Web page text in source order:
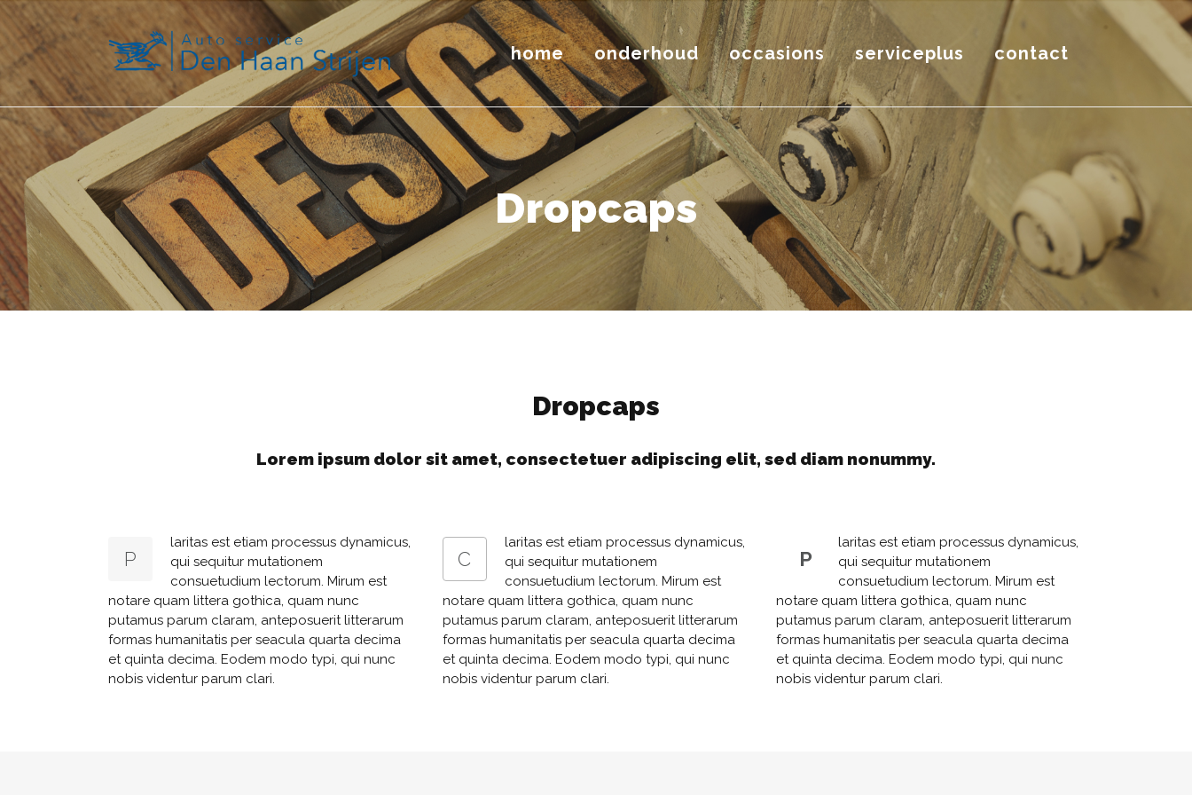
home onderhoud occasions serviceplus contact
Dropcaps
Dropcaps
Lorem ipsum dolor sit amet, consectetuer adipiscing elit, sed diam nonummy.
P
laritas est etiam processus dynamicus,
qui sequitur mutationem
consuetudium lectorum. Mirum est
notare quam littera gothica, quam nunc
putamus parum claram, anteposuerit litterarum
formas humanitatis per seacula quarta decima
et quinta decima. Eodem modo typi, qui nunc
nobis videntur parum clari.
C
laritas est etiam processus dynamicus,
qui sequitur mutationem
consuetudium lectorum. Mirum est
notare quam littera gothica, quam nunc
putamus parum claram, anteposuerit litterarum
formas humanitatis per seacula quarta decima
et quinta decima. Eodem modo typi, qui nunc
nobis videntur parum clari.
P
laritas est etiam processus dynamicus,
qui sequitur mutationem
consuetudium lectorum. Mirum est
notare quam littera gothica, quam nunc
putamus parum claram, anteposuerit litterarum
formas humanitatis per seacula quarta decima
et quinta decima. Eodem modo typi, qui nunc
nobis videntur parum clari.